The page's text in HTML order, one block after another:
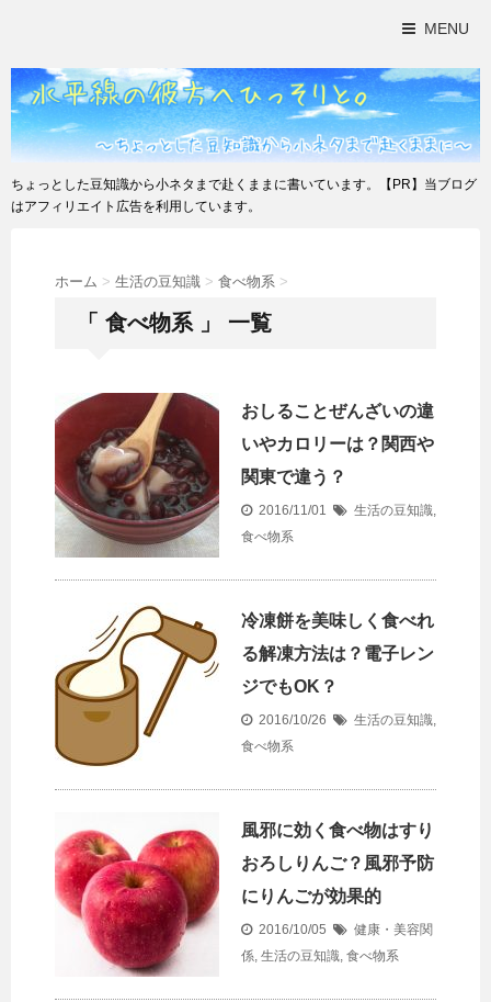
MENU
ちょっとした豆知識から小ネタまで赴くままに書いています。【PR】当ブログ
はアフィリエイト広告を利用しています。
ホーム > 生活の豆知識 > 食べ物系 >
「 食べ物系 」 一覧
おしることぜんざいの違
いやカロリーは？関西や
関東で違う？
2016/11/01 生活の豆知識
食べ物系
冷凍餅を美味しく食べれ
る解凍方法は？電子レン
ジでもOK？
2016/10/26 生活の豆知識
食べ物系
風邪に効く食べ物はすり
おろしりんご？風邪予防
にりんごが効果的
2016/10/05
健康・美容関
係 生活の豆知識 食べ物系